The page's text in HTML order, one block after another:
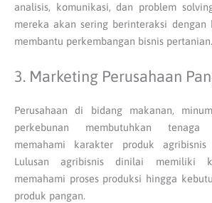
analisis, komunikasi, dan problem
mereka akan sering berinteraksi dengan
membantu perkembangan bisnis pertanian.
3. Marketing Perusahaan
Perusahaan di bidang makanan,
perkebunan membutuhkan tenaga
memahami karakter produk agribisnis
Lulusan agribisnis dinilai memiliki
memahami proses produksi hingga
produk pangan.